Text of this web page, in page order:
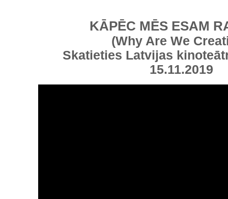
KĀPĒC MĒS ESAM
(Why Are We
Skatieties Latvijas
15.11.2019